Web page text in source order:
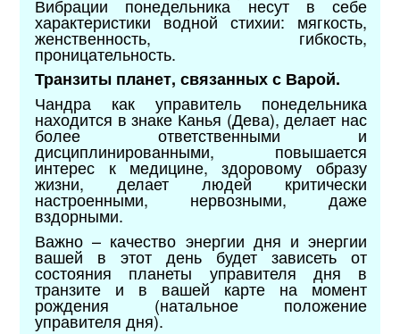
Вибрации понедельника несут в себе
характеристики водной стихии: мягкость,
женственность, гибкость,
проницательность.
Транзиты планет, связанных с Варой.
Чандра как управитель понедельника
находится в знаке Канья (Дева), делает нас
более ответственными и
дисциплинированными, повышается
интерес к медицине, здоровому образу
жизни, делает людей критически
настроенными, нервозными, даже
вздорными.
Важно – качество энергии дня и энергии
вашей в этот день будет зависеть от
состояния планеты управителя дня в
транзите и в вашей карте на момент
рождения (натальное положение
управителя дня).